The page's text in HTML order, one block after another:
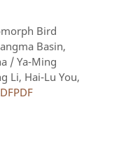
Bird
Basin,
/ Ya-Ming
Li, Hai-Lu You,
PDF